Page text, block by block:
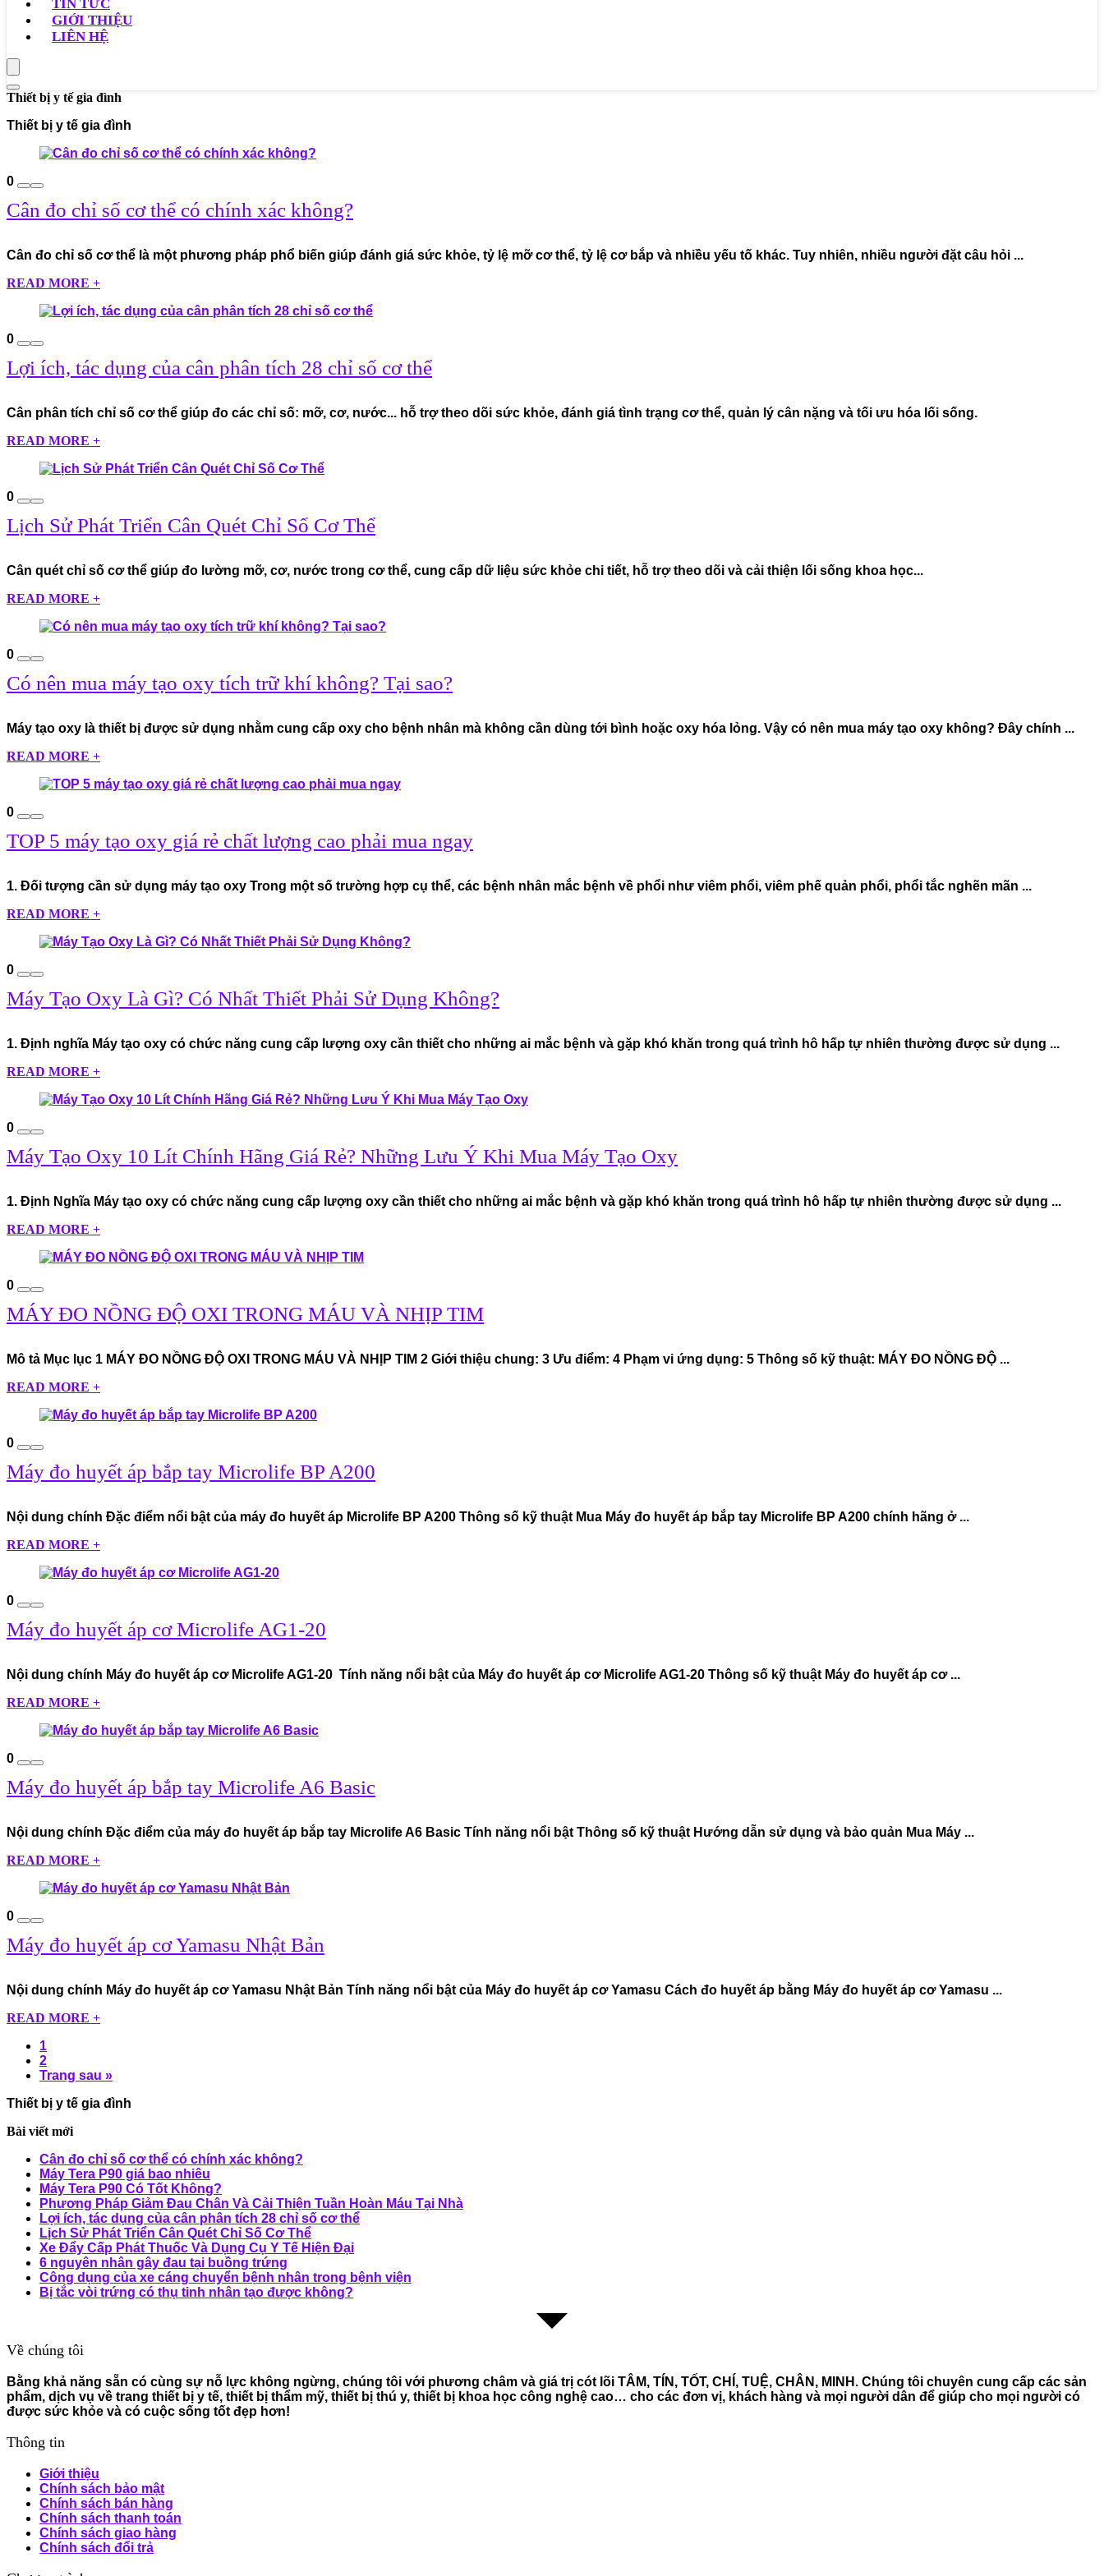
TIN TỨC
GIỚI THIỆU
LIÊN HỆ
Thiết bị y tế gia đình
Thiết bị y tế gia đình
0
Cân đo chỉ số cơ thể có chính xác không?
Cân đo chỉ số cơ thể là một phương pháp phổ biến giúp đánh giá sức khỏe, tỷ lệ mỡ cơ thể, tỷ lệ cơ bắp và nhiều yếu tố khác. Tuy nhiên, nhiều người đặt câu hỏi ...
READ MORE +
0
Lợi ích, tác dụng của cân phân tích 28 chỉ số cơ thể
Cân phân tích chỉ số cơ thể giúp đo các chỉ số: mỡ, cơ, nước... hỗ trợ theo dõi sức khỏe, đánh giá tình trạng cơ thể, quản lý cân nặng và tối ưu hóa lối sống.
READ MORE +
0
Lịch Sử Phát Triển Cân Quét Chỉ Số Cơ Thể
Cân quét chỉ số cơ thể giúp đo lường mỡ, cơ, nước trong cơ thể, cung cấp dữ liệu sức khỏe chi tiết, hỗ trợ theo dõi và cải thiện lối sống khoa học...
READ MORE +
0
Có nên mua máy tạo oxy tích trữ khí không? Tại sao?
Máy tạo oxy là thiết bị được sử dụng nhằm cung cấp oxy cho bệnh nhân mà không cần dùng tới bình hoặc oxy hóa lỏng. Vậy có nên mua máy tạo oxy không? Đây chính ...
READ MORE +
0
TOP 5 máy tạo oxy giá rẻ chất lượng cao phải mua ngay
1. Đối tượng cần sử dụng máy tạo oxy Trong một số trường hợp cụ thể, các bệnh nhân mắc bệnh về phổi như viêm phổi, viêm phế quản phổi, phổi tắc nghẽn mãn ...
READ MORE +
0
Máy Tạo Oxy Là Gì? Có Nhất Thiết Phải Sử Dụng Không?
1. Định nghĩa Máy tạo oxy có chức năng cung cấp lượng oxy cần thiết cho những ai mắc bệnh và gặp khó khăn trong quá trình hô hấp tự nhiên thường được sử dụng ...
READ MORE +
0
Máy Tạo Oxy 10 Lít Chính Hãng Giá Rẻ? Những Lưu Ý Khi Mua Máy Tạo Oxy
1. Định Nghĩa Máy tạo oxy có chức năng cung cấp lượng oxy cần thiết cho những ai mắc bệnh và gặp khó khăn trong quá trình hô hấp tự nhiên thường được sử dụng ...
READ MORE +
0
MÁY ĐO NỒNG ĐỘ OXI TRONG MÁU VÀ NHỊP TIM
Mô tả Mục lục 1 MÁY ĐO NỒNG ĐỘ OXI TRONG MÁU VÀ NHỊP TIM 2 Giới thiệu chung: 3 Ưu điểm: 4 Phạm vi ứng dụng: 5 Thông số kỹ thuật: MÁY ĐO NỒNG ĐỘ ...
READ MORE +
0
Máy đo huyết áp bắp tay Microlife BP A200
Nội dung chính Đặc điểm nổi bật của máy đo huyết áp Microlife BP A200 Thông số kỹ thuật Mua Máy đo huyết áp bắp tay Microlife BP A200 chính hãng ở ...
READ MORE +
0
Máy đo huyết áp cơ Microlife AG1-20
Nội dung chính Máy đo huyết áp cơ Microlife AG1-20 Tính năng nổi bật của Máy đo huyết áp cơ Microlife AG1-20 Thông số kỹ thuật Máy đo huyết áp cơ ...
READ MORE +
0
Máy đo huyết áp bắp tay Microlife A6 Basic
Nội dung chính Đặc điểm của máy đo huyết áp bắp tay Microlife A6 Basic Tính năng nổi bật Thông số kỹ thuật Hướng dẫn sử dụng và bảo quản Mua Máy ...
READ MORE +
0
Máy đo huyết áp cơ Yamasu Nhật Bản
Nội dung chính Máy đo huyết áp cơ Yamasu Nhật Bản Tính năng nổi bật của Máy đo huyết áp cơ Yamasu Cách đo huyết áp bằng Máy đo huyết áp cơ Yamasu ...
READ MORE +
1
2
Trang sau »
Thiết bị y tế gia đình
Bài viết mới
Cân đo chỉ số cơ thể có chính xác không?
Máy Tera P90 giá bao nhiêu
Máy Tera P90 Có Tốt Không?
Phương Pháp Giảm Đau Chân Và Cải Thiện Tuần Hoàn Máu Tại Nhà
Lợi ích, tác dụng của cân phân tích 28 chỉ số cơ thể
Lịch Sử Phát Triển Cân Quét Chỉ Số Cơ Thể
Xe Đẩy Cấp Phát Thuốc Và Dụng Cụ Y Tế Hiện Đại
6 nguyên nhân gây đau tại buồng trứng
Công dụng của xe cáng chuyển bệnh nhân trong bệnh viện
Bị tắc vòi trứng có thụ tinh nhân tạo được không?
Về chúng tôi
Bằng khả năng sẵn có cùng sự nỗ lực không ngừng, chúng tôi với phương châm và giá trị cót lõi TÂM, TÍN, TỐT, CHÍ, TUỆ, CHÂN, MINH. Chúng tôi chuyên cung cấp các sản
phẩm, dịch vụ về trang thiết bị y tế, thiết bị thẩm mỹ, thiết bị thú y, thiết bị khoa học công nghệ cao… cho các đơn vị, khách hàng và mọi người dân để giúp cho mọi người có
được sức khỏe và có cuộc sống tốt đẹp hơn!
Thông tin
Giới thiệu
Chính sách bảo mật
Chính sách bán hàng
Chính sách thanh toán
Chính sách giao hàng
Chính sách đổi trả